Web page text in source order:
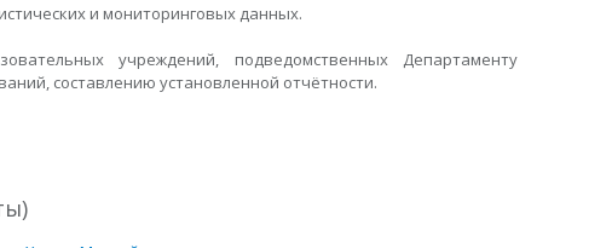
и мониторинговых данных.
учреждений, подведомственных Департаменту
составлению установленной отчётности.